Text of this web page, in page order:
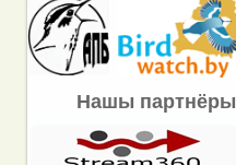
Нашы партнёры